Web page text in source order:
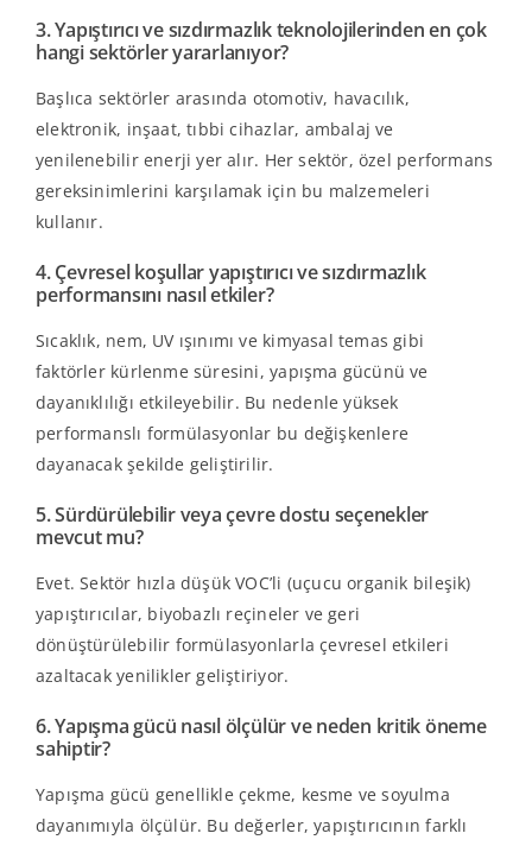
3. Yapıştırıcı ve sızdırmazlık teknolojilerinden en çok
hangi sektörler yararlanıyor?
Başlıca sektörler arasında otomotiv, havacılık,
elektronik, inşaat, tıbbi cihazlar, ambalaj ve
yenilenebilir enerji yer alır. Her sektör, özel performans
gereksinimlerini karşılamak için bu malzemeleri
kullanır.
4. Çevresel koşullar yapıştırıcı ve sızdırmazlık
performansını nasıl etkiler?
Sıcaklık, nem, UV ışınımı ve kimyasal temas gibi
faktörler kürlenme süresini, yapışma gücünü ve
dayanıklılığı etkileyebilir. Bu nedenle yüksek
performanslı formülasyonlar bu değişkenlere
dayanacak şekilde geliştirilir.
5. Sürdürülebilir veya çevre dostu seçenekler
mevcut mu?
Evet. Sektör hızla düşük VOC’li (uçucu organik bileşik)
yapıştırıcılar, biyobazlı reçineler ve geri
dönüştürülebilir formülasyonlarla çevresel etkileri
azaltacak yenilikler geliştiriyor.
6. Yapışma gücü nasıl ölçülür ve neden kritik öneme
sahiptir?
Yapışma gücü genellikle çekme, kesme ve soyulma
dayanımıyla ölçülür. Bu değerler, yapıştırıcının farklı